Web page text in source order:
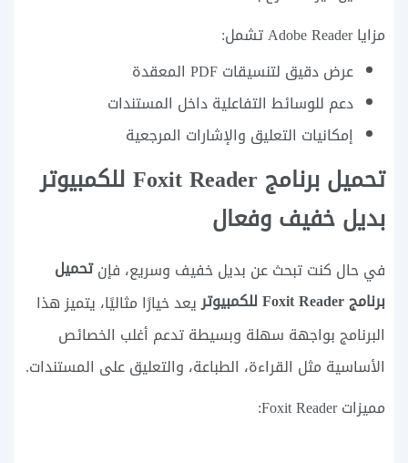
مزايا Adobe Reader تشمل:
عرض دقيق لتنسيقات PDF المعقدة
دعم للوسائط التفاعلية داخل المستندات
إمكانيات التعليق والإشارات المرجعية
تحميل برنامج Foxit Reader للكمبيوتر
بديل خفيف وفعال
في حال كنت تبحث عن بديل خفيف وسريع، فإنتحميل
برنامج Foxit Reader للكمبيوتر
يعد خيارًا مثاليًا، يتميز هذا
البرنامج بواجهة سهلة وبسيطة تدعم أغلب الخصائص
الأساسية مثل القراءة، الطباعة، والتعليق على المستندات.
مميزات Foxit Reader: